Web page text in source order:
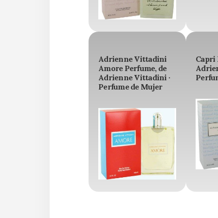
Adrienne Vittadini
Amore Perfume, de
Adrienne Vittadini ·
Perfume de Mujer
Capri